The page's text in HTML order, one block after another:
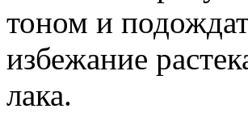
тоном и
избежание
лака.